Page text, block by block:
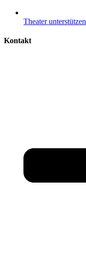
Theater unterstützen
Kontakt